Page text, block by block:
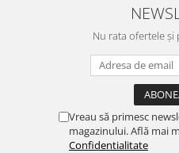
Nu rata ofertele
Vreau să primesc
magazinului. Află mai
Confidentialitate